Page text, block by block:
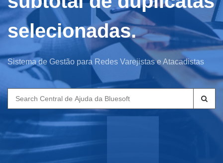
selecionadas.
Sistema de Gestão para Redes Varejistas e Atacadistas
Search
for: